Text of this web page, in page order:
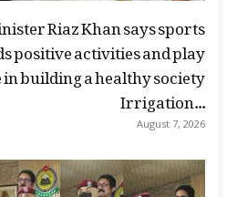
Riaz Khan says sports
positive activities and play
building a healthy society
Irrigation...
August 7, 2026